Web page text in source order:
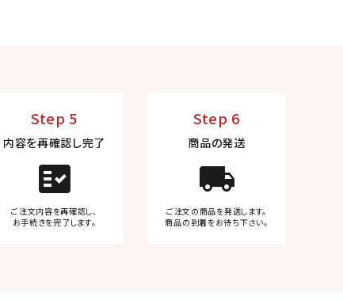
Step 5
内容を再確認し完了
fact_check
ご注文内容を再確認し、
お手続きを完了します。
Step 6
商品の発送
local_shipping
ご注文の商品を発送します。
商品の到着をお待ち下さい。